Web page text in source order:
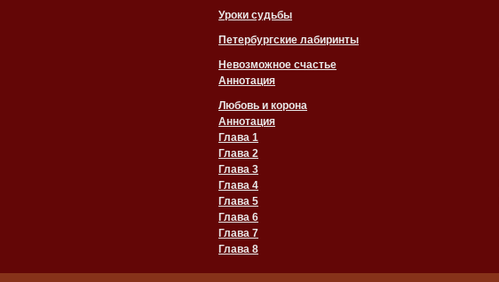
Уроки судьбы
Петербургские лабиринты
Невозможное счастье
Аннотация
Любовь и корона
Аннотация
Глава 1
Глава 2
Глава 3
Глава 4
Глава 5
Глава 6
Глава 7
Глава 8